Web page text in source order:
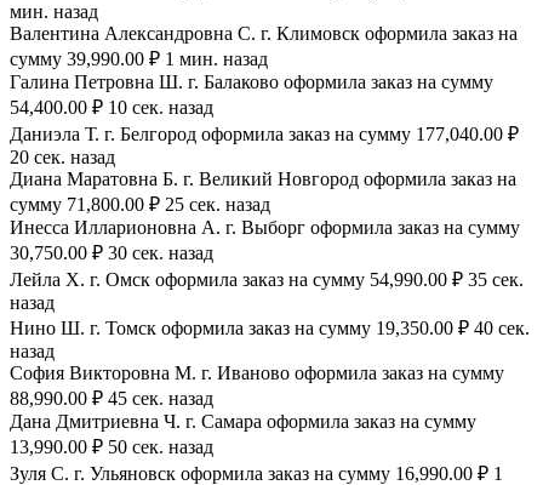
мин. назад
Валентина Александровна С. г. Климовск оформила заказ на
сумму 39,990.00 ₽ 1 мин. назад
Галина Петровна Ш. г. Балаково оформила заказ на сумму
54,400.00 ₽ 10 сек. назад
Даниэла Т. г. Белгород оформила заказ на сумму 177,040.00 ₽
20 сек. назад
Диана Маратовна Б. г. Великий Новгород оформила заказ на
сумму 71,800.00 ₽ 25 сек. назад
Инесса Илларионовна А. г. Выборг оформила заказ на сумму
30,750.00 ₽ 30 сек. назад
Лейла Х. г. Омск оформила заказ на сумму 54,990.00 ₽ 35 сек.
назад
Нино Ш. г. Томск оформила заказ на сумму 19,350.00 ₽ 40 сек.
назад
София Викторовна М. г. Иваново оформила заказ на сумму
88,990.00 ₽ 45 сек. назад
Дана Дмитриевна Ч. г. Самара оформила заказ на сумму
13,990.00 ₽ 50 сек. назад
Зуля С. г. Ульяновск оформила заказ на сумму 16,990.00 ₽ 1